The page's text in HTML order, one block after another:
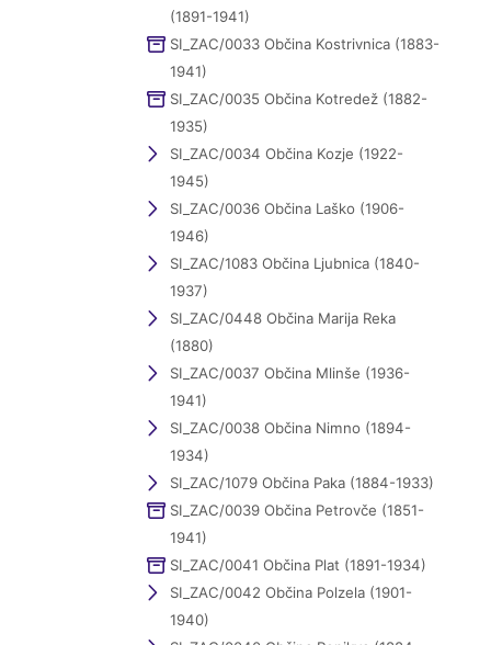
(1891-1941)
SI_ZAC/0033 Občina Kostrivnica (1883-
1941)
SI_ZAC/0035 Občina Kotredež (1882-
1935)
SI_ZAC/0034 Občina Kozje (1922-
1945)
SI_ZAC/0036 Občina Laško (1906-
1946)
SI_ZAC/1083 Občina Ljubnica (1840-
1937)
SI_ZAC/0448 Občina Marija Reka
(1880)
SI_ZAC/0037 Občina Mlinše (1936-
1941)
SI_ZAC/0038 Občina Nimno (1894-
1934)
SI_ZAC/1079 Občina Paka (1884-1933)
SI_ZAC/0039 Občina Petrovče (1851-
1941)
SI_ZAC/0041 Občina Plat (1891-1934)
SI_ZAC/0042 Občina Polzela (1901-
1940)